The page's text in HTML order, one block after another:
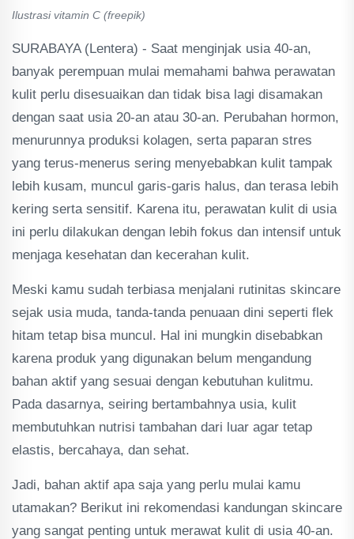
Ilustrasi vitamin C (freepik)
SURABAYA (Lentera) - Saat menginjak usia 40-an,
banyak perempuan mulai memahami bahwa perawatan
kulit perlu disesuaikan dan tidak bisa lagi disamakan
dengan saat usia 20-an atau 30-an. Perubahan hormon,
menurunnya produksi kolagen, serta paparan stres
yang terus-menerus sering menyebabkan kulit tampak
lebih kusam, muncul garis-garis halus, dan terasa lebih
kering serta sensitif. Karena itu, perawatan kulit di usia
ini perlu dilakukan dengan lebih fokus dan intensif untuk
menjaga kesehatan dan kecerahan kulit.
Meski kamu sudah terbiasa menjalani rutinitas skincare
sejak usia muda, tanda-tanda penuaan dini seperti flek
hitam tetap bisa muncul. Hal ini mungkin disebabkan
karena produk yang digunakan belum mengandung
bahan aktif yang sesuai dengan kebutuhan kulitmu.
Pada dasarnya, seiring bertambahnya usia, kulit
membutuhkan nutrisi tambahan dari luar agar tetap
elastis, bercahaya, dan sehat.
Jadi, bahan aktif apa saja yang perlu mulai kamu
utamakan? Berikut ini rekomendasi kandungan skincare
yang sangat penting untuk merawat kulit di usia 40-an.